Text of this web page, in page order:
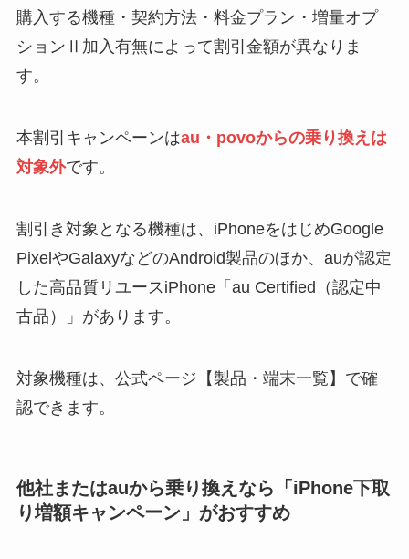
購入する機種・契約方法・料金プラン・増量オプ
ションⅡ加入有無によって割引金額が異なりま
す。
本割引キャンペーンはau・povoからの乗り換えは
対象外です。
割引き対象となる機種は、iPhoneをはじめGoogle
PixelやGalaxyなどのAndroid製品のほか、auが認定
した高品質リユースiPhone「au Certified（認定中
古品）」があります。
対象機種は、公式ページ【製品・端末一覧】で確
認できます。
他社またはauから乗り換えなら「iPhone下取
り増額キャンペーン」がおすすめ